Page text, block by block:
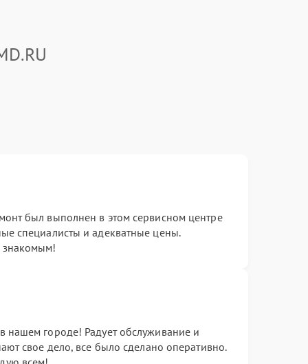
был выполнен в этом сервисном центре
специалисты и адекватные цены.
знакомым!
нашем городе! Радует обслуживание и
свое дело, все было сделано оперативно.